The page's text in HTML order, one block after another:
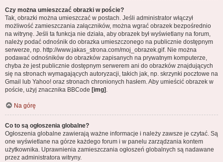
Czy można umieszczać obrazki w poście?
Tak, obrazki można umieszczać w postach. Jeśli administrator włączył
możliwość zamieszczania załączników, można wgrać obrazek bezpośrednio
na witrynę. Jeśli ta funkcja nie działa, aby obrazek był wyświetlany na forum,
należy podać odnośnik do obrazka umieszczonego na publicznie dostępnym
serwerze, np. http://www.jakas_strona.com/moj_obrazek.gif. Nie można
podawać odnośników do obrazków zapisanych na prywatnym komputerze,
chyba że jest publicznie dostępnym serwerem ani do obrazków znajdujących
się na stronach wymagających autoryzacji, takich jak, np. skrzynki pocztowe na
Gmail lub Yahoo! oraz stronach chronionych hasłem. Aby umieścić obrazek w
poście, użyj znacznika BBCode [img] .
Na górę
Co to są ogłoszenia globalne?
Ogłoszenia globalne zawierają ważne informacje i należy zawsze je czytać. Są
one wyświetlane na górze każdego forum i w panelu zarządzania kontem
użytkownika. Uprawnienia zamieszczania ogłoszeń globalnych są nadawane
przez administratora witryny.